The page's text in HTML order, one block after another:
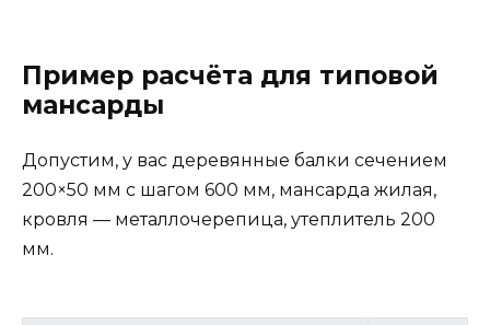
Пример расчёта для типовой
мансарды
Допустим, у вас деревянные балки сечением
200×50 мм с шагом 600 мм, мансарда жилая,
кровля — металлочерепица, утеплитель 200
мм.